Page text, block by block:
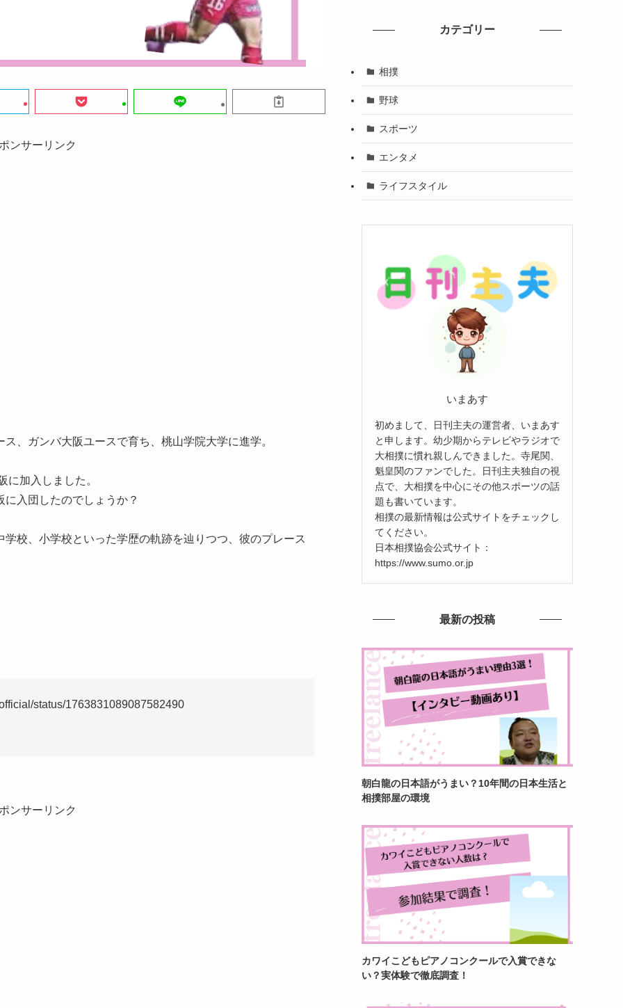
ンサーリンク
、ガンバ大阪ユースで育ち、桃山学院大学に進学。
に加入しました。
入団したのでしょうか？
校、小学校といった学歴の軌跡を辿りつつ、彼のプレース
status/1763831089087582490
ンサーリンク
カテゴリー
相撲
野球
スポーツ
エンタメ
ライフスタイル
いまあす
初めまして、日刊主夫の運営者、いまあす
と申します。幼少期からテレビやラジオで
大相撲に慣れ親しんできました。寺尾関、
魁皇関のファンでした。日刊主夫独自の視
点で、大相撲を中心にその他スポーツの話
題も書いています。
相撲の最新情報は公式サイトをチェックし
てください。
日本相撲協会公式サイト：
https://www.sumo.or.jp
最新の投稿
朝白龍の日本語がうまい？10年間の日本生活と
相撲部屋の環境
カワイこどもピアノコンクールで入賞できな
い？実体験で徹底調査！